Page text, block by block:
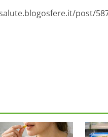
post/